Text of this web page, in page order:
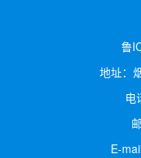
鲁
地址：
电
E-